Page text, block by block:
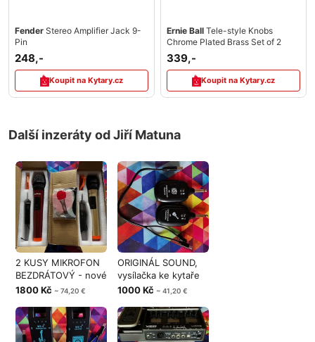
Fender Stereo Amplifier Jack 9-
Pin
248,-
Koupit na Kytary.cz
Ernie Ball Tele-style Knobs
Chrome Plated Brass Set of 2
339,-
Koupit na Kytary.cz
Další inzeráty od Jiří Matuna
2 KUSY MIKROFON
BEZDRÁTOVÝ - nové
1800 Kč ~ 74,20 €
ORIGINÁL SOUND,
vysílačka ke kytaře
1000 Kč ~ 41,20 €